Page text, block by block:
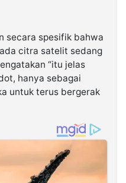
secara spesifik bahwa
citra satelit sedang
“itu jelas
hanya sebagai
untuk terus bergerak